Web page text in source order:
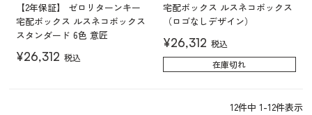
【2年保証】 ゼロリターンキー
宅配ボックス ルスネコボックス
スタンダード 6色 意匠
¥26,312 税込
宅配ボックス ルスネコボックス
（ロゴなしデザイン）
¥26,312 税込
在庫切れ
12件中 1-12件表示